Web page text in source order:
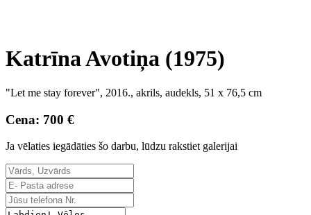
Katrīna Avotiņa (1975)
"Let me stay forever", 2016., akrils, audekls, 51 x 76,5 cm
Cena: 700 €
Ja vēlaties iegādāties šo darbu, lūdzu rakstiet galerijai